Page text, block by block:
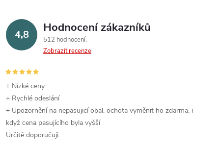
4,8 Hodnocení zákazníků
512 hodnocení
Zobrazit recenze
+ Nízké ceny
+ Rychlé odeslání
+ Upozornění na nepasujicí obal, ochota vyměnit ho zdarma, i
když cena pasujícího byla vyšší
Určitě doporučuji.